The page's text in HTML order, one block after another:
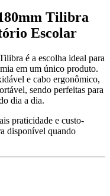
Tilibra
Escolar
é a escolha ideal para
em um único produto.
e cabo ergonômico,
sendo perfeitas para
dia a dia.
praticidade e custo-
disponível quando